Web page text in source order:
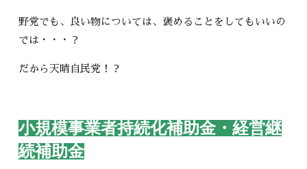
野党でも、良い物については、褒めることをしてもいいの
では・・・？
だから天晴自民党！？
小規模事業者持続化補助金・経営継
続補助金